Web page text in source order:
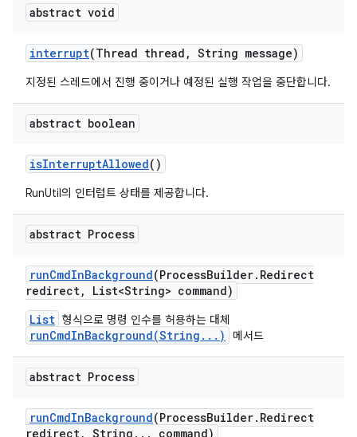
abstract void
interrupt(Thread thread , String message)
지정된 스레드에서 진행 중이거나 예정된 실행 작업을 중단합니다.
abstract boolean
isInterruptAllowed()
RunUtil의 인터럽트 상태를 제공합니다.
abstract Process
runCmdInBackground(ProcessBuilder. Redirect
redirect,
List<String> command)
List 형식으로 명령 인수를 허용하는 대체
runCmdInBackground(String...) 메서드
abstract Process
runCmdInBackground(ProcessBuilder. Redirect
redirect, String . . . command)